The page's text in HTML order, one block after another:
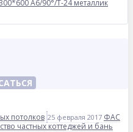
A6/90°/Т-24 металлик
потолков 25 февраля 2017 ФАС
частных коттеджей и бань